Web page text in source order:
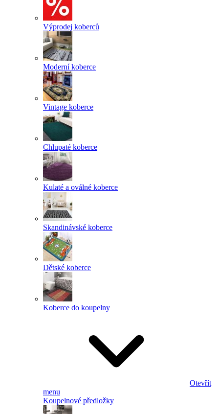
Výprodej koberců
Moderní koberce
Vintage koberce
Chlupaté koberce
Kulaté a oválné koberce
Skandinávské koberce
Dětské koberce
Koberce do koupelny
Otevřít
menu
Koupelnové předložky